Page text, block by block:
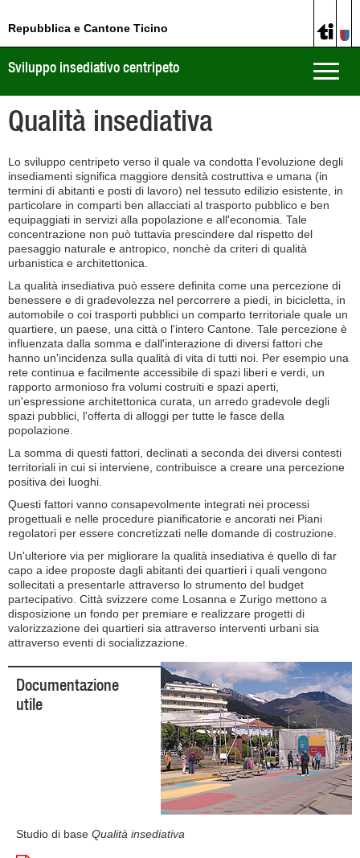
Repubblica e Cantone Ticino
Toggle
Sviluppo insediativo centripeto
Qualità insediativa
Lo sviluppo centripeto verso il quale va condotta l'evoluzione degli
insediamenti significa maggiore densità costruttiva e umana (in
termini di abitanti e posti di lavoro) nel tessuto edilizio esistente, in
particolare in comparti ben allacciati al trasporto pubblico e ben
equipaggiati in servizi alla popolazione e all'economia. Tale
concentrazione non può tuttavia prescindere dal rispetto del
paesaggio naturale e antropico, nonchè da criteri di qualità
urbanistica e architettonica.
La qualità insediativa può essere definita come una percezione di
benessere e di gradevolezza nel percorrere a piedi, in bicicletta, in
automobile o coi trasporti pubblici un comparto territoriale quale un
quartiere, un paese, una città o l'intero Cantone. Tale percezione è
influenzata dalla somma e dall'interazione di diversi fattori che
hanno un'incidenza sulla qualità di vita di tutti noi. Per esempio una
rete continua e facilmente accessibile di spazi liberi e verdi, un
rapporto armonioso fra volumi costruiti e spazi aperti,
un'espressione architettonica curata, un arredo gradevole degli
spazi pubblici, l'offerta di alloggi per tutte le fasce della
popolazione.
La somma di questi fattori, declinati a seconda dei diversi contesti
territoriali in cui si interviene, contribuisce a creare una percezione
positiva dei luoghi.
Questi fattori vanno consapevolmente integrati nei processi
progettuali e nelle procedure pianificatorie e ancorati nei Piani
regolatori per essere concretizzati nelle domande di costruzione.
Un'ulteriore via per migliorare la qualità insediativa è quello di far
capo a idee proposte dagli abitanti dei quartieri i quali vengono
sollecitati a presentarle attraverso lo strumento del budget
partecipativo. Città svizzere come Losanna e Zurigo mettono a
disposizione un fondo per premiare e realizzare progetti di
valorizzazione dei quartieri sia attraverso interventi urbani sia
attraverso eventi di socializzazione.
Documentazione
utile
Studio di base Qualità insediativa